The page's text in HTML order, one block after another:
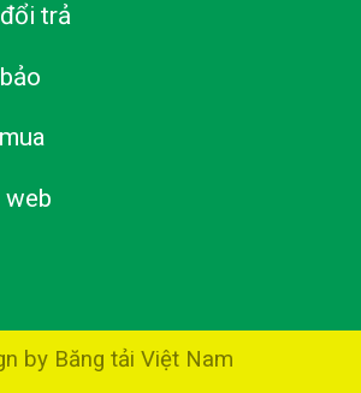
trả
web
by Băng tải Việt Nam